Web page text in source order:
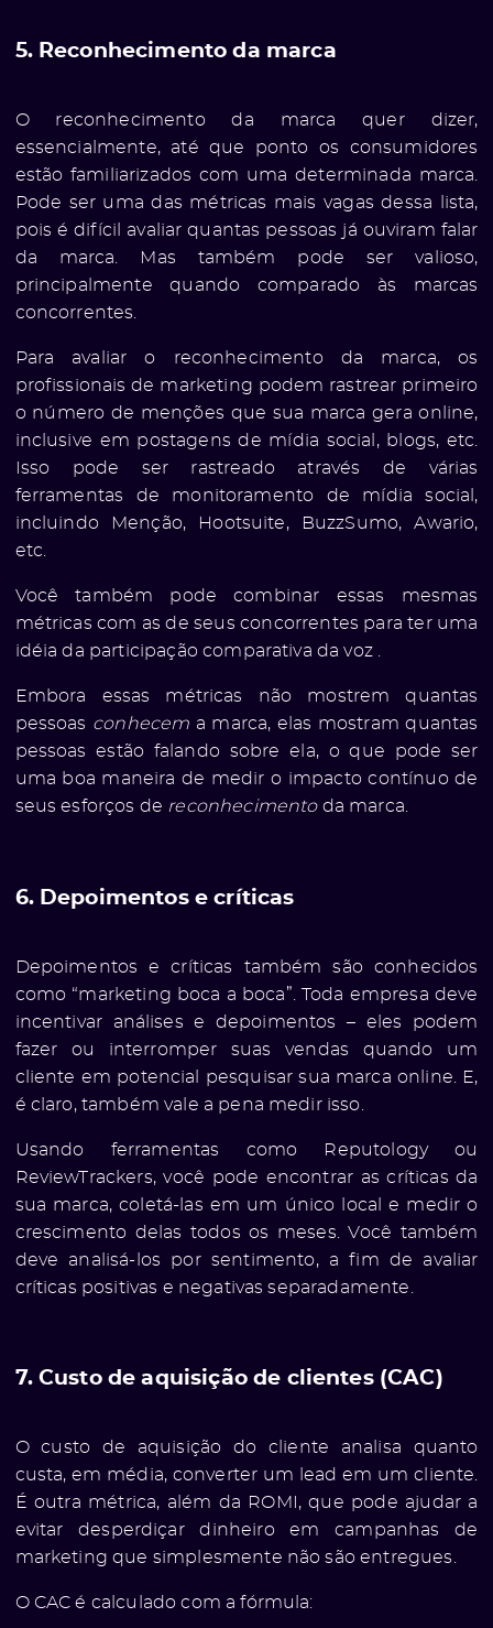
5. Reconhecimento da marca
O reconhecimento da marca quer dizer,
essencialmente, até que ponto os consumidores
estão familiarizados com uma determinada marca.
Pode ser uma das métricas mais vagas dessa lista,
pois é difícil avaliar quantas pessoas já ouviram falar
da marca. Mas também pode ser valioso,
principalmente quando comparado às marcas
concorrentes.
Para avaliar o reconhecimento da marca, os
profissionais de marketing podem rastrear primeiro
o número de menções que sua marca gera online,
inclusive em postagens de mídia social, blogs, etc.
Isso pode ser rastreado através de várias
ferramentas de monitoramento de mídia social,
incluindo Menção, Hootsuite, BuzzSumo, Awario,
etc.
Você também pode combinar essas mesmas
métricas com as de seus concorrentes para ter uma
idéia da participação comparativa da voz .
Embora essas métricas não mostrem quantas
pessoas conhecem a marca, elas mostram quantas
pessoas estão falando sobre ela, o que pode ser
uma boa maneira de medir o impacto contínuo de
seus esforços de reconhecimentoda marca.
6. Depoimentos e críticas
Depoimentos e críticas também são conhecidos
como “marketing boca a boca”. Toda empresa deve
incentivar análises e depoimentos – eles podem
fazer ou interromper suas vendas quando um
cliente em potencial pesquisar sua marca online. E,
é claro, também vale a pena medir isso.
Usando ferramentas como Reputology ou
ReviewTrackers, você pode encontrar as críticas da
sua marca, coletá-las em um único local e medir o
crescimento delas todos os meses. Você também
deve analisá-los por sentimento, a fim de avaliar
críticas positivas e negativas separadamente.
7. Custo de aquisição de clientes (CAC)
O custo de aquisição do cliente analisa quanto
custa, em média, converter um lead em um cliente.
É outra métrica, além da ROMI, que pode ajudar a
evitar desperdiçar dinheiro em campanhas de
marketing que simplesmente não são entregues.
O CAC é calculado com a fórmula: